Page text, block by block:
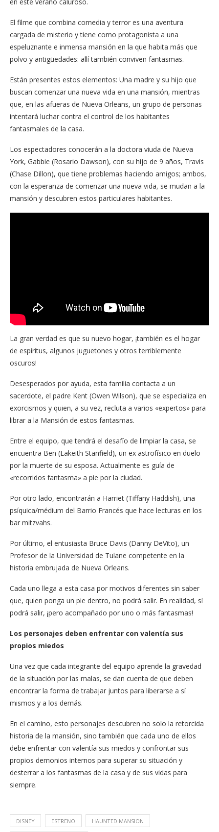
El filme que combina comedia y terror es una aventura
cargada de misterio y tiene como protagonista a una
espeluznante e inmensa mansión en la que habita más que
polvo y antigüedades: allí también conviven fantasmas.
Están presentes estos elementos: Una madre y su hijo que
buscan comenzar una nueva vida en una mansión, mientras
que, en las afueras de Nueva Orleans, un grupo de personas
intentará luchar contra el control de los habitantes
fantasmales de la casa.
Los espectadores conocerán a la doctora viuda de Nueva
York, Gabbie (Rosario Dawson), con su hijo de 9 años, Travis
(Chase Dillon), que tiene problemas haciendo amigos; ambos,
con la esperanza de comenzar una nueva vida, se mudan a la
mansión y descubren estos particulares habitantes.
La gran verdad es que su nuevo hogar, ¡también es el hogar
de espíritus, algunos juguetones y otros terriblemente
oscuros!
Desesperados por ayuda, esta familia contacta a un
sacerdote, el padre Kent (Owen Wilson), que se especializa en
exorcismos y quien, a su vez, recluta a varios «expertos» para
librar a la Mansión de estos fantasmas.
Entre el equipo, que tendrá el desafío de limpiar la casa, se
encuentra Ben (Lakeith Stanfield), un ex astrofísico en duelo
por la muerte de su esposa. Actualmente es guía de
«recorridos fantasma» a pie por la ciudad.
Por otro lado, encontrarán a Harriet (Tiffany Haddish), una
psíquica/médium del Barrio Francés que hace lecturas en los
bar mitzvahs.
Por último, el entusiasta Bruce Davis (Danny DeVito), un
Profesor de la Universidad de Tulane competente en la
historia embrujada de Nueva Orleans.
Cada uno llega a esta casa por motivos diferentes sin saber
que, quien ponga un pie dentro, no podrá salir. En realidad, sí
podrá salir, ¡pero acompañado por uno o más fantasmas!
Los personajes deben enfrentar con valentía sus
propios miedos
Una vez que cada integrante del equipo aprende la gravedad
de la situación por las malas, se dan cuenta de que deben
encontrar la forma de trabajar juntos para liberarse a sí
mismos y a los demás.
En el camino, esto personajes descubren no solo la retorcida
historia de la mansión, sino también que cada uno de ellos
debe enfrentar con valentía sus miedos y confrontar sus
propios demonios internos para superar su situación y
desterrar a los fantasmas de la casa y de sus vidas para
siempre.
DISNEY ESTRENO HAUNTED MANSION